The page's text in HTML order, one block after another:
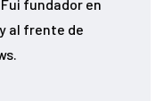
fundador en
al frente de